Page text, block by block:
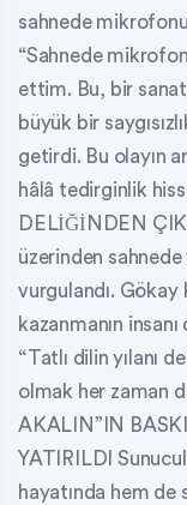
sahnede
“Sahnede
ettim. Bu, bir
büyük bir
getirdi. Bu olayın
hâlâ tedirginlik
DELİĞİNDEN
üzerinden sahnede
vurgulandı. Gökay
kazanmanın
“Tatlı dilin yılanı
olmak her zaman
AKALIN”IN
YATIRILDI
hayatında hem de